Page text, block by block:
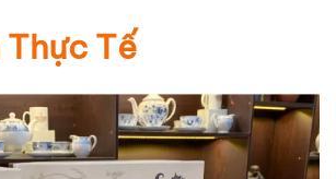
Thực Tế